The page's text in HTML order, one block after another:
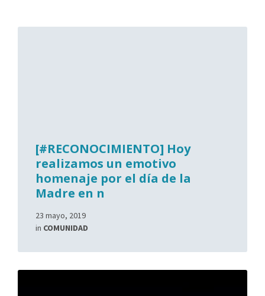
[#RECONOCIMIENTO] Hoy
realizamos un emotivo
homenaje por el día de la
Madre en n
23 mayo, 2019
in COMUNIDAD